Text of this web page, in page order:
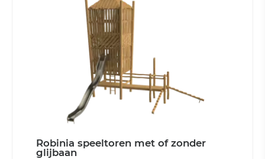
Robinia speeltoren met of zonder
glijbaan